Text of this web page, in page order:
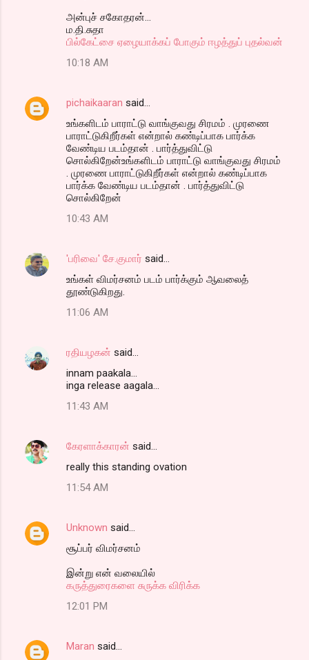
அன்புச் சகோதரன்...
ம.தி.சுதா
பில்கேட்சை ஏழையாக்கப் போகும் ஈழத்துப் புதல்வன்
10:18 AM
pichaikaaran said…
உங்களிடம் பாராட்டு வாங்குவது சிரமம் . முரணை
பாராட்டுகிறீர்கள் என்றால் கண்டிப்பாக பார்க்க
வேண்டிய படம்தான் . பார்த்துவிட்டு
சொல்கிறேன்உங்களிடம் பாராட்டு வாங்குவது சிரமம்
. முரணை பாராட்டுகிறீர்கள் என்றால் கண்டிப்பாக
பார்க்க வேண்டிய படம்தான் . பார்த்துவிட்டு
சொல்கிறேன்
10:43 AM
'பரிவை' சே.குமார் said…
உங்கள் விமர்சனம் படம் பார்க்கும் ஆவலைத்
தூண்டுகிறது.
11:06 AM
ரதியழகன் said…
innam paakala...
inga release aagala...
11:43 AM
கேரளாக்காரன் said…
really this standing ovation
11:54 AM
Unknown said…
சூப்பர் விமர்சனம்
இன்று என் வலையில்
கருத்துரைகளை சுருக்க விரிக்க
12:01 PM
Maran said…